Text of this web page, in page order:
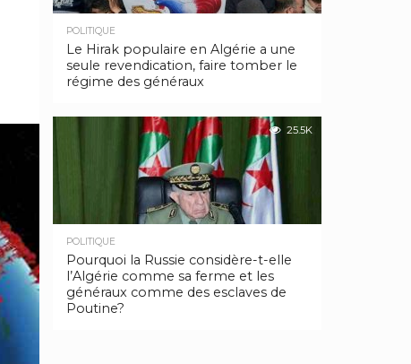
POLITIQUE
Le Hirak populaire en Algérie a une
seule revendication, faire tomber le
régime des généraux
25.5K
POLITIQUE
Pourquoi la Russie considère-t-elle
l’Algérie comme sa ferme et les
généraux comme des esclaves de
Poutine?